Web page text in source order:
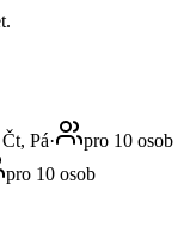
Pá·
pro 10 osob
pro 10 osob